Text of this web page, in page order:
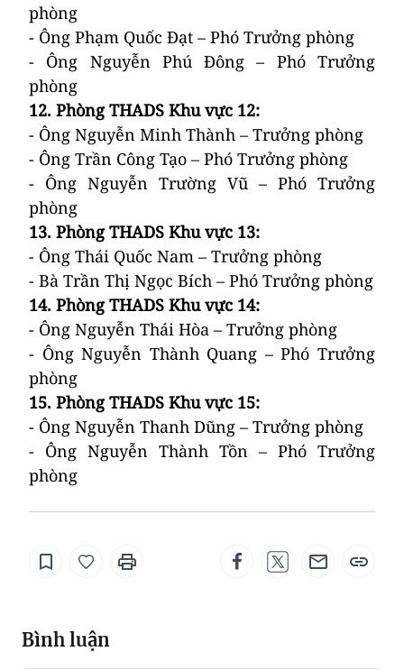
phòng
- Ông Phạm Quốc Đạt – Phó Trưởng phòng
- Ông Nguyễn Phú Đông – Phó Trưởng
phòng
12. Phòng THADS Khu vực 12:
- Ông Nguyễn Minh Thành – Trưởng phòng
- Ông Trần Công Tạo – Phó Trưởng phòng
- Ông Nguyễn Trường Vũ – Phó Trưởng
phòng
13. Phòng THADS Khu vực 13:
- Ông Thái Quốc Nam – Trưởng phòng
- Bà Trần Thị Ngọc Bích – Phó Trưởng phòng
14. Phòng THADS Khu vực 14:
- Ông Nguyễn Thái Hòa – Trưởng phòng
- Ông Nguyễn Thành Quang – Phó Trưởng
phòng
15. Phòng THADS Khu vực 15:
- Ông Nguyễn Thanh Dũng – Trưởng phòng
- Ông Nguyễn Thành Tồn – Phó Trưởng
phòng
Bình luận